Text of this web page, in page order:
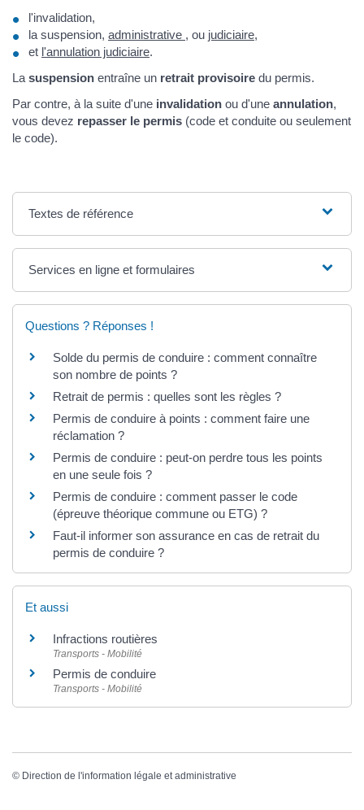
l'invalidation,
la suspension, administrative , ou judiciaire,
et l'annulation judiciaire.
La suspension entraîne un retrait provisoire du permis.
Par contre, à la suite d'une invalidation ou d'une annulation,
vous devez repasser le permis (code et conduite ou seulement
le code).
Textes de référence
Services en ligne et formulaires
Questions ? Réponses !
Solde du permis de conduire : comment connaître
son nombre de points ?
Retrait de permis : quelles sont les règles ?
Permis de conduire à points : comment faire une
réclamation ?
Permis de conduire : peut-on perdre tous les points
en une seule fois ?
Permis de conduire : comment passer le code
(épreuve théorique commune ou ETG) ?
Faut-il informer son assurance en cas de retrait du
permis de conduire ?
Et aussi
Infractions routières
Transports - Mobilité
Permis de conduire
Transports - Mobilité
© Direction de l'information légale et administrative